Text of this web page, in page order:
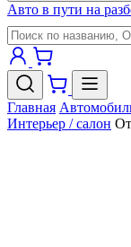
Авто в пути на
Главная
Интерьер / салон